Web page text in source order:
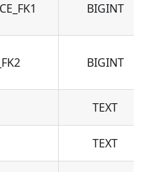
BIGINT
BIGINT
TEXT
TEXT